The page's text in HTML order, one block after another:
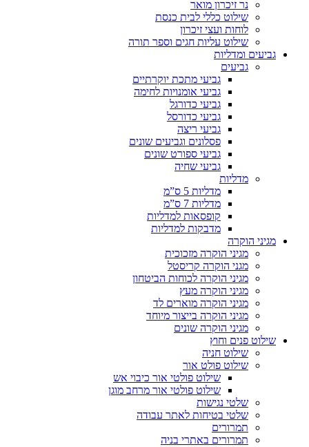
נר זיכרון מואר
שילוט כללי לבית כנסת
לוחות ועצי זיכרון
שילוט עליות חגים וספר תורה
גביעים ומדליות
גביעים
גביעי מתכת יוקרתיים
גביעי אומנויות לחימה
גביעי כדורגל
גביעי כדורסל
גביעי ריצה
פסלונים וגביעים שונים
גביעי ספורט שונים
גביעי שחיה
מדליות
מדליות 5 ס”מ
מדליות 7 ס”מ
קופסאות למדליות
מדבקות למדליות
מגיני הוקרה
מגיני הוקרה מזכוכית
מגני הוקרה קריסטל
מגיני הוקרה לכוחות הביטחון
מגיני הוקרה מעץ
מגיני הוקרה מוארים לד
מגיני הוקרה בייצור מיוחד
מגיני הוקרה שונים
שילוט פנים וחוץ
שילוט חניה
שילוט פולט אור
שילוט פולטי אור כיבוי אש
שילוט פולטי אור מרחב מוגן
שלטי נגישות
שלטי בטיחות לאתר עבודה
תמרורים
תמרורים באתרי בניה